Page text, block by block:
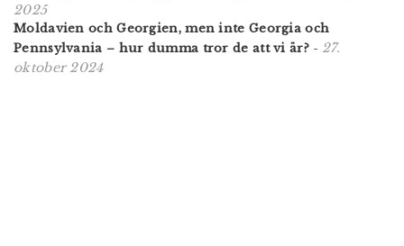
2025
Moldavien och Georgien, men inte Georgia och
Pennsylvania – hur dumma tror de att vi är?- 27.
oktober 2024